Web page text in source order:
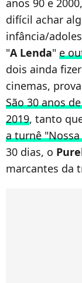
anos 90 e
difícil achar
infância/
"A Lenda" e
dois ainda
cinemas,
São 30 anos
2019, tanto
a turnê
30 dias, o
marcantes da